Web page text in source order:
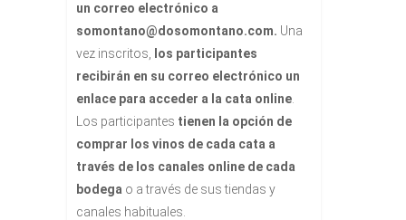
un correo electrónico a
somontano@dosomontano.com. Una
vez inscritos,
los participantes
recibirán en su correo electrónico un
enlace para acceder a la cata online
Los participantes tienen la opción de
comprar los vinos de cada cata a
través de los canales online de cada
bodega o a través de sus tiendas y
canales habituales.